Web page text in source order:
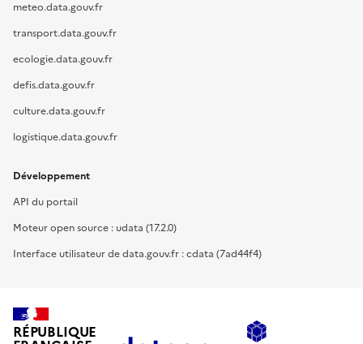
meteo.data.gouv.fr
transport.data.gouv.fr
ecologie.data.gouv.fr
defis.data.gouv.fr
culture.data.gouv.fr
logistique.data.gouv.fr
Développement
API du portail
Moteur open source : udata (17.2.0)
Interface utilisateur de data.gouv.fr : cdata (7ad44f4)
RÉPUBLIQUE